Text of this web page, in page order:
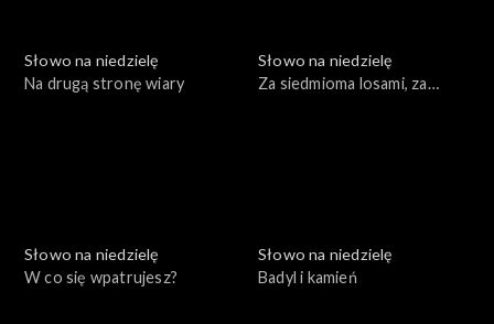
Słowo na niedzielę
Na drugą stronę wiary
Słowo na niedzielę
Za siedmioma losami, za
Słowo na niedzielę
W co się wpatrujesz?
Słowo na niedzielę
Badyl i kamień